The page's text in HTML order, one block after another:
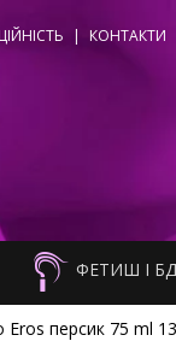
| КОНТАКТИ
ФЕТИШ І
персик 75 ml